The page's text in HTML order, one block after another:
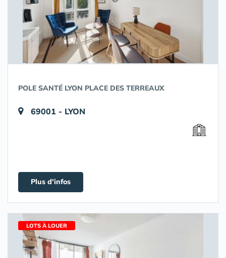
POLE SANTÉ LYON PLACE DES TERREAUX
69001 - LYON
Plus d'infos
LOTS À LOUER